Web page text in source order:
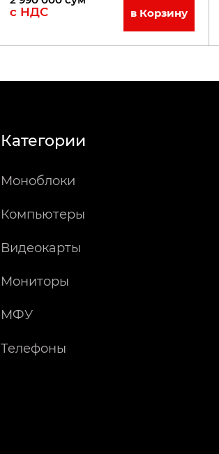
с НДС в Корзину
Категории
Моноблоки
Компьютеры
Видеокарты
Мониторы
МФУ
Телефоны